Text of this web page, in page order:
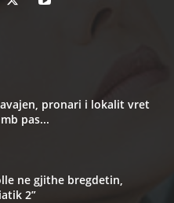
pronari i lokalit vret
pas...
ne gjithe bregdetin,
2”